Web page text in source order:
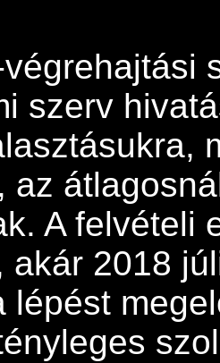
szerv
az
A felvételi
akár 2018
lépést